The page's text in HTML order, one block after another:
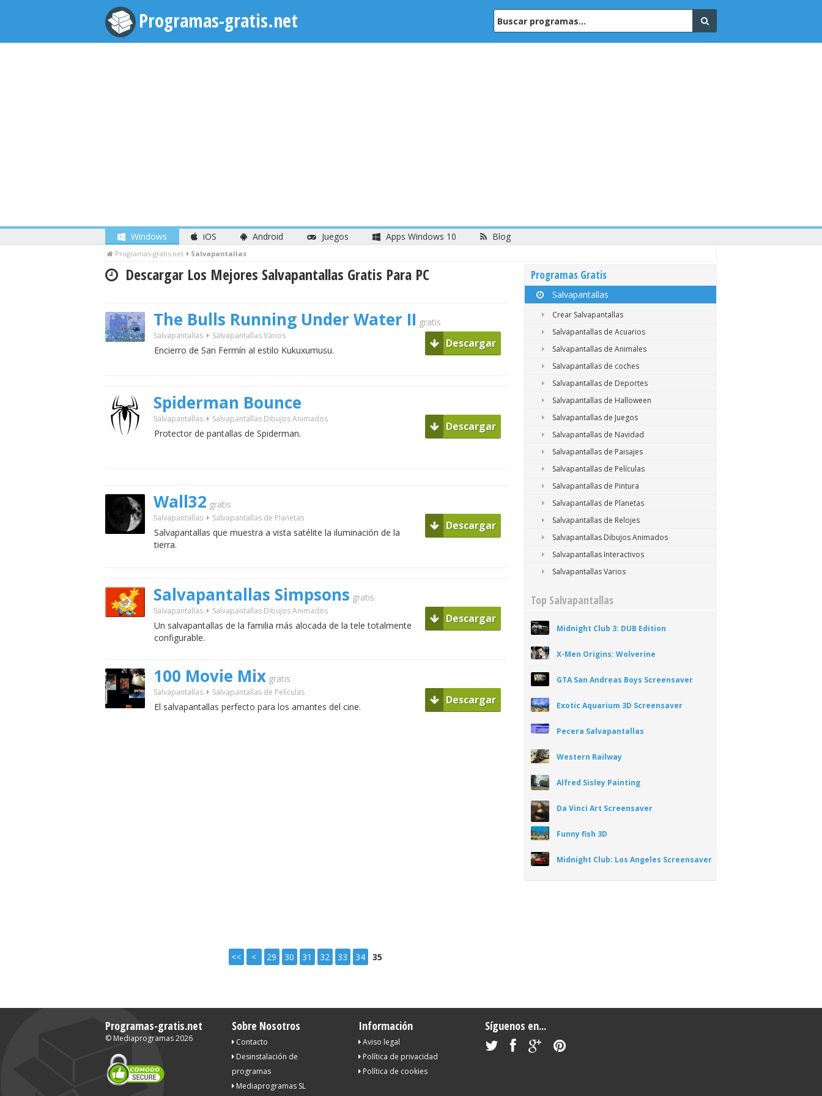
Programas-gratis.net
Windows iOS Android Juegos Apps Windows 10 Blog
Programas-gratis.net Salvapantallas
Descargar Los Mejores Salvapantallas Gratis Para PC
The Bulls Running Under Water II gratis
Salvapantallas Salvapantallas Varios
Encierro de San Fermín al estilo Kukuxumusu.
Descargar
Spiderman Bounce
Salvapantallas Salvapantallas Dibujos Animados
Protector de pantallas de Spiderman.
Descargar
Wall32 gratis
Salvapantallas Salvapantallas de Planetas
Salvapantallas que muestra a vista satélite la iluminación de la
tierra.
Descargar
Salvapantallas Simpsons gratis
Salvapantallas Salvapantallas Dibujos Animados
Un salvapantallas de la familia más alocada de la tele totalmente
configurable.
Descargar
100 Movie Mix gratis
Salvapantallas Salvapantallas de Películas
El salvapantallas perfecto para los amantes del cine.
Descargar
<< < 29 30 31 32 33 34 35
Programas Gratis
Salvapantallas
Crear Salvapantallas
Salvapantallas de Acuarios
Salvapantallas de Animales
Salvapantallas de coches
Salvapantallas de Deportes
Salvapantallas de Halloween
Salvapantallas de Juegos
Salvapantallas de Navidad
Salvapantallas de Paisajes
Salvapantallas de Películas
Salvapantallas de Pintura
Salvapantallas de Planetas
Salvapantallas de Relojes
Salvapantallas Dibujos Animados
Salvapantallas Interactivos
Salvapantallas Varios
Top Salvapantallas
Midnight Club 3: DUB Edition
X-Men Origins: Wolverine
GTA San Andreas Boys Screensaver
Exotic Aquarium 3D Screensaver
Pecera Salvapantallas
Western Railway
Alfred Sisley Painting
Da Vinci Art Screensaver
Funny fish 3D
Midnight Club: Los Angeles Screensaver
Programas-gratis.net
© Mediaprogramas2026
Sobre Nosotros
Contacto
Desinstalación de
programas
Mediaprogramas SL
Información
Aviso legal
Política de privacidad
Política de cookies
Síguenos en...